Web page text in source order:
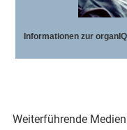
Informationen zur
Weiterführende Medien